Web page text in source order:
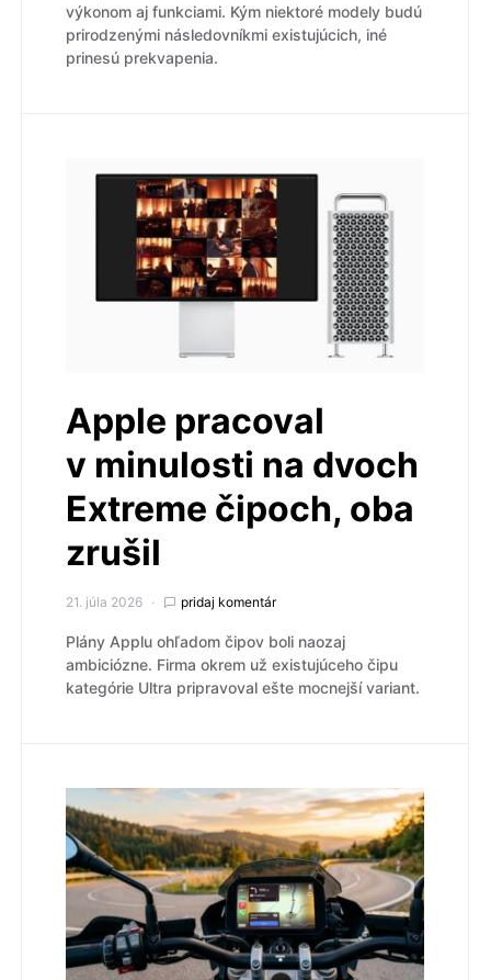
výkonom aj funkciami. Kým niektoré modely budú
prirodzenými následovníkmi existujúcich, iné
prinesú prekvapenia.
Apple pracoval
v minulosti na dvoch
Extreme čipoch, oba
zrušil
21. júla 2026 pridaj komentár
Plány Applu ohľadom čipov boli naozaj
ambiciózne. Firma okrem už existujúceho čipu
kategórie Ultra pripravoval ešte mocnejší variant.